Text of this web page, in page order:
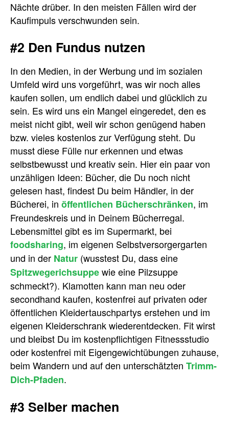
Nächte drüber. In den meisten Fällen wird der
Kaufimpuls verschwunden sein.
#2 Den Fundus nutzen
In den Medien, in der Werbung und im sozialen
Umfeld wird uns vorgeführt, was wir noch alles
kaufen sollen, um endlich dabei und glücklich zu
sein. Es wird uns ein Mangel eingeredet, den es
meist nicht gibt, weil wir schon genügend haben
bzw. vieles kostenlos zur Verfügung steht. Du
musst diese Fülle nur erkennen und etwas
selbstbewusst und kreativ sein. Hier ein paar von
unzähligen Ideen: Bücher, die Du noch nicht
gelesen hast, findest Du beim Händler, in der
Bücherei, in öffentlichen Bücherschränken, im
Freundeskreis und in Deinem Bücherregal.
Lebensmittel gibt es im Supermarkt, bei
foodsharing, im eigenen Selbstversorgergarten
und in der Natur (wusstest Du, dass eine
Spitzwegerichsuppewie eine Pilzsuppe
schmeckt?). Klamotten kann man neu oder
secondhand kaufen, kostenfrei auf privaten oder
öffentlichen Kleidertauschpartys erstehen und im
eigenen Kleiderschrank wiederentdecken. Fit wirst
und bleibst Du im kostenpflichtigen Fitnessstudio
oder kostenfrei mit Eigengewichtübungen zuhause,
beim Wandern und auf den unterschätzten Trimm-
Dich-Pfaden.
#3 Selber machen